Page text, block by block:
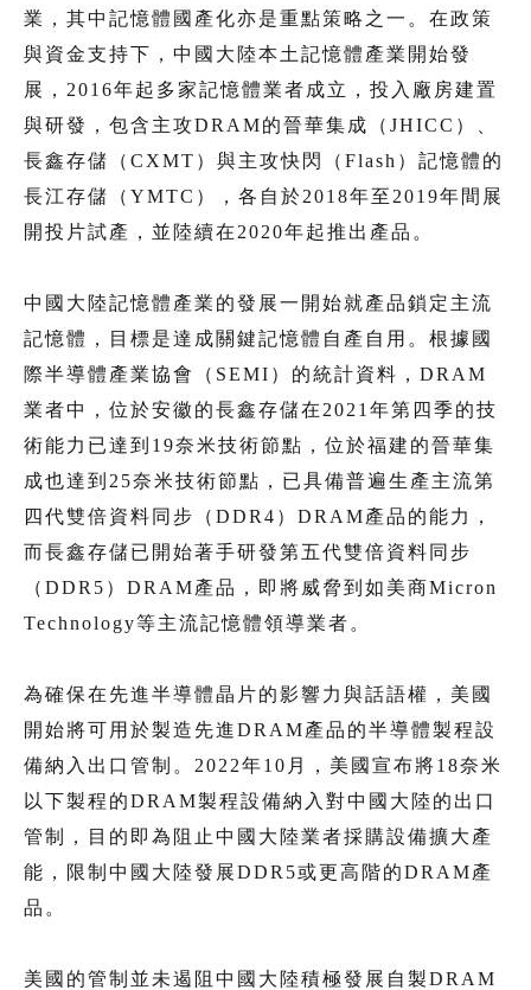
業，其中記憶體國產化亦是重點策略之一。在政策
與資金支持下，中國大陸本土記憶體產業開始發
展，2016年起多家記憶體業者成立，投入廠房建置
與研發，包含主攻DRAM的晉華集成（JHICC）、
長鑫存儲（CXMT）與主攻快閃（Flash）記憶體的
長江存儲（YMTC），各自於2018年至2019年間展
開投片試產，並陸續在2020年起推出產品。
中國大陸記憶體產業的發展一開始就產品鎖定主流
記憶體，目標是達成關鍵記憶體自產自用。根據國
際半導體產業協會（SEMI）的統計資料，DRAM
業者中，位於安徽的長鑫存儲在2021年第四季的技
術能力已達到19奈米技術節點，位於福建的晉華集
成也達到25奈米技術節點，已具備普遍生產主流第
四代雙倍資料同步（DDR4）DRAM產品的能力，
而長鑫存儲已開始著手研發第五代雙倍資料同步
（DDR5）DRAM產品，即將威脅到如美商Micron
Technology等主流記憶體領導業者。
為確保在先進半導體晶片的影響力與話語權，美國
開始將可用於製造先進DRAM產品的半導體製程設
備納入出口管制。2022年10月，美國宣布將18奈米
以下製程的DRAM製程設備納入對中國大陸的出口
管制，目的即為阻止中國大陸業者採購設備擴大產
能，限制中國大陸發展DDR5或更高階的DRAM產
品。
美國的管制並未遏阻中國大陸積極發展自製DRAM